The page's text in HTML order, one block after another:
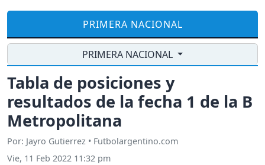
PRIMERA NACIONAL
PRIMERA NACIONAL
Tabla de posiciones y
resultados de la fecha 1 de la B
Metropolitana
Por: Jayro Gutierrez • Futbolargentino.com
Vie, 11 Feb 2022 11:32 pm